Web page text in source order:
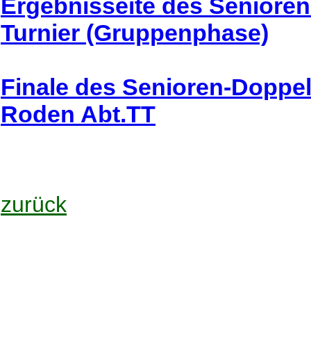
Turnier (Gruppenphase)
Finale des Senioren-
Roden Abt.TT
zurück